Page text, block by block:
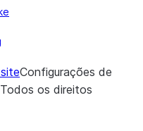
Configurações de
Todos os direitos